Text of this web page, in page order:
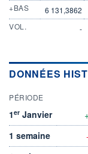
+BAS
6 131,3862
VOL.
-
DONNÉES
PÉRIODE
1er Janvier
1 semaine